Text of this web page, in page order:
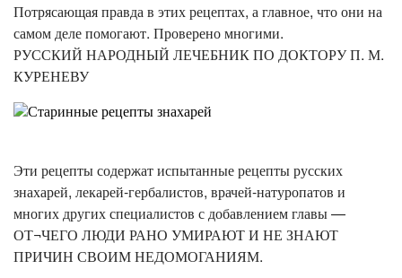
Потрясающая правда в этих рецептах, а главное, что они на
самом деле помогают. Проверено многими.
РУССКИЙ НАРОДНЫЙ ЛЕЧЕБНИК ПО ДОКТОРУ П. М.
КУРЕНЕВУ
Эти рецепты содержат испытанные рецепты русских
знахарей, лекарей-гербалистов, врачей-натуропатов и
многих других специалистов с добавлением главы —
ОТ¬ЧЕГО ЛЮДИ РАНО УМИРАЮТ И НЕ ЗНАЮТ
ПРИЧИН СВОИМ НЕДОМОГАНИЯМ.